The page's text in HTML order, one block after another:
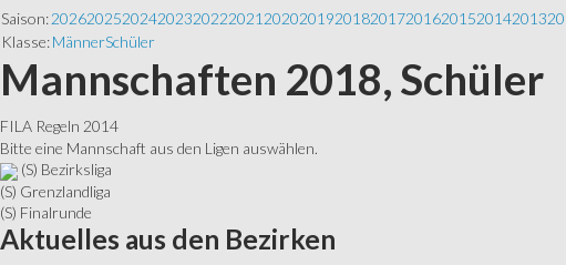
Saison: 202620252024202320222021 20202019201820172016201520142013
Klasse: MännerSchüler
Mannschaften 2018, Schüler
FILA Regeln 2014
Bitte eine Mannschaft aus den Ligen auswählen.
(S) Bezirksliga
(S) Grenzlandliga
(S) Finalrunde
Aktuelles aus den Bezirken